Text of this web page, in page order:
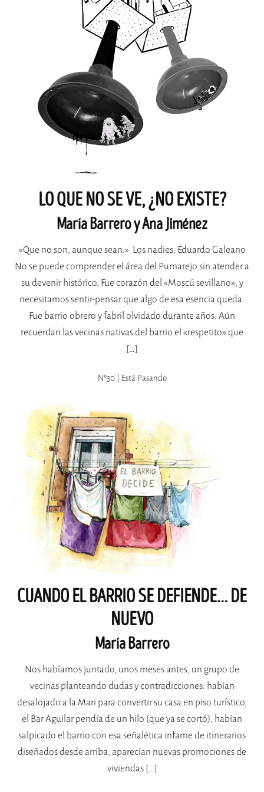
LO QUE NO SE VE, ¿NO EXISTE?
María Barrero y Ana Jiménez
«Que no son, aunque sean.» Los nadies, Eduardo Galeano
No se puede comprender el área del Pumarejo sin atender a
su devenir histórico. Fue corazón del «Moscú sevillano», y
necesitamos sentir-pensar que algo de esa esencia queda.
Fue barrio obrero y fabril olvidado durante años. Aún
recuerdan las vecinas nativas del barrio el «respetito» que
[…]
Nº30 | Está Pasando
CUANDO EL BARRIO SE DEFIENDE… DE
NUEVO
María Barrero
Nos habíamos juntado, unos meses antes, un grupo de
vecinas planteando dudas y contradicciones: habían
desalojado a la Mari para convertir su casa en piso turístico,
el Bar Aguilar pendía de un hilo (que ya se cortó), habían
salpicado el barrio con esa señalética infame de itinerarios
diseñados desde arriba, aparecían nuevas promociones de
viviendas […]